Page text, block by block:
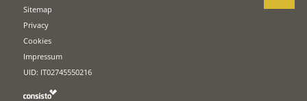
Sitemap
Privacy
Cookies
Impressum
UID: IT02745550216